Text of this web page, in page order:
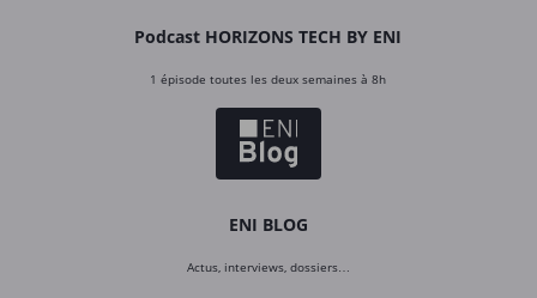
Podcast HORIZONS TECH BY ENI
1 épisode toutes les deux semaines à 8h
ENI BLOG
Actus, interviews, dossiers…